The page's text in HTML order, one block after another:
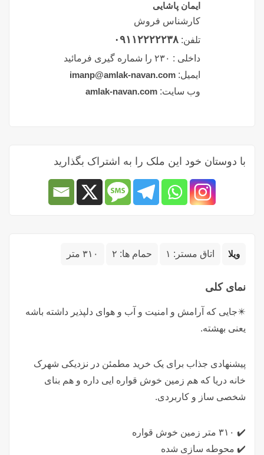
ویلا اتاق مستر: ۱ حمام ها: ۲ ۳۱۰ متر
نمای کلی
✴️جایی که آرامش و امنیت و آب و هوای دلپذیر داشته باشه
یعنی بهشته.
پیشنهادی جذاب برای یک خرید مطمئن در نزدیکی شهرک
خانه دریا که هم زمین خوش قواره ایی داره و هم بنای
شخصی ساز و کاربردی.
✔️ ۳۱۰ متر زمین خوش قواره
✔️ محوطه سازی شده
ایمان پاشایی
کارشناس فروش
تلفن: ۰۹۱۱۲۲۲۲۲۳۸
داخلی : ۲۳۰ را شماره گیری فرمائید
ایمیل: imanp@amlak-navan.com
وب سایت: amlak-navan.com
با دوستان خود این ملک را به اشتراک بگذارید